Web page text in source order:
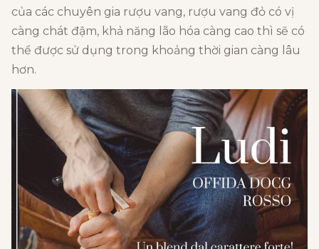
của các chuyên gia rượu vang, rượu vang đỏ có vị
càng chát đậm, khả năng lão hóa càng cao thì sẽ có
thể được sử dụng trong khoảng thời gian càng lâu
hơn.